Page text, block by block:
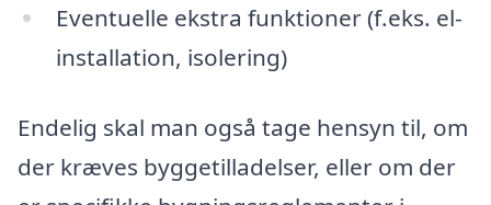
Eventuelle ekstra funktioner (f.eks. el-
installation, isolering)
Endelig skal man også tage hensyn til, om
der kræves byggetilladelser, eller om der